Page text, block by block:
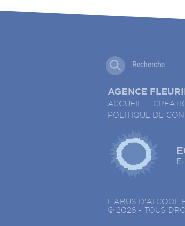
AGENCE
ACCUEIL
POLITIQUE DE
L'ABUS D'ALCOOL
© 2026 - TOUS